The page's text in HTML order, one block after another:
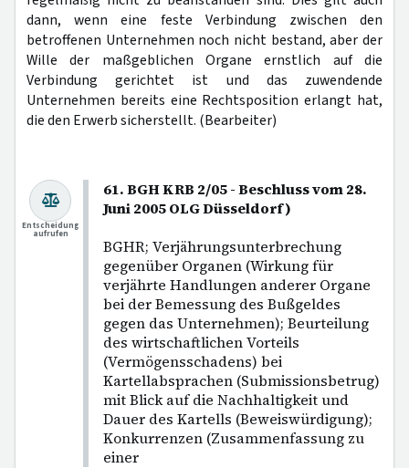
dann, wenn eine feste Verbindung zwischen den
betroffenen Unternehmen noch nicht bestand, aber der
Wille der maßgeblichen Organe ernstlich auf die
Verbindung gerichtet ist und das zuwendende
Unternehmen bereits eine Rechtsposition erlangt hat,
die den Erwerb sicherstellt. (Bearbeiter)
61. BGH KRB 2/05 - Beschluss vom 28.
Juni 2005 OLG Düsseldorf)
BGHR; Verjährungsunterbrechung
gegenüber Organen (Wirkung für
verjährte Handlungen anderer Organe
bei der Bemessung des Bußgeldes
gegen das Unternehmen); Beurteilung
des wirtschaftlichen Vorteils
(Vermögensschadens) bei
Kartellabsprachen (Submissionsbetrug)
mit Blick auf die Nachhaltigkeit und
Dauer des Kartells (Beweiswürdigung);
Konkurrenzen (Zusammenfassung zu
einer
Entscheidung
aufrufen